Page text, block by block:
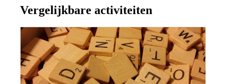
Vergelijkbare activiteiten